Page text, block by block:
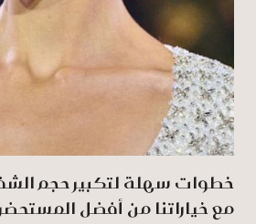
خطوات سهلة لتكبير حجم
مع خياراتنا من أفضل